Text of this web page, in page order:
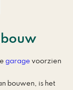
garage voorzien
bouwen, is het